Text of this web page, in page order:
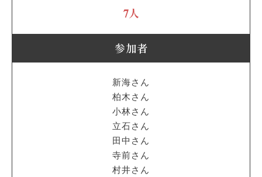
7人
参加者
新海さん
柏木さん
小林さん
立石さん
田中さん
寺前さん
村井さん